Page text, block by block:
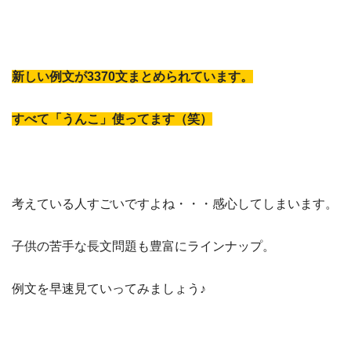
新しい例文が3370文まとめられています。
すべて「うんこ」使ってます（笑）
考えている人すごいですよね・・・感心してしまいます。
子供の苦手な長文問題も豊富にラインナップ。
例文を早速見ていってみましょう♪